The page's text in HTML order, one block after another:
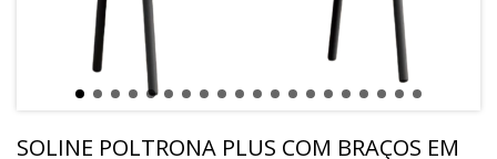
SOLINE POLTRONA PLUS COM BRAÇOS EM